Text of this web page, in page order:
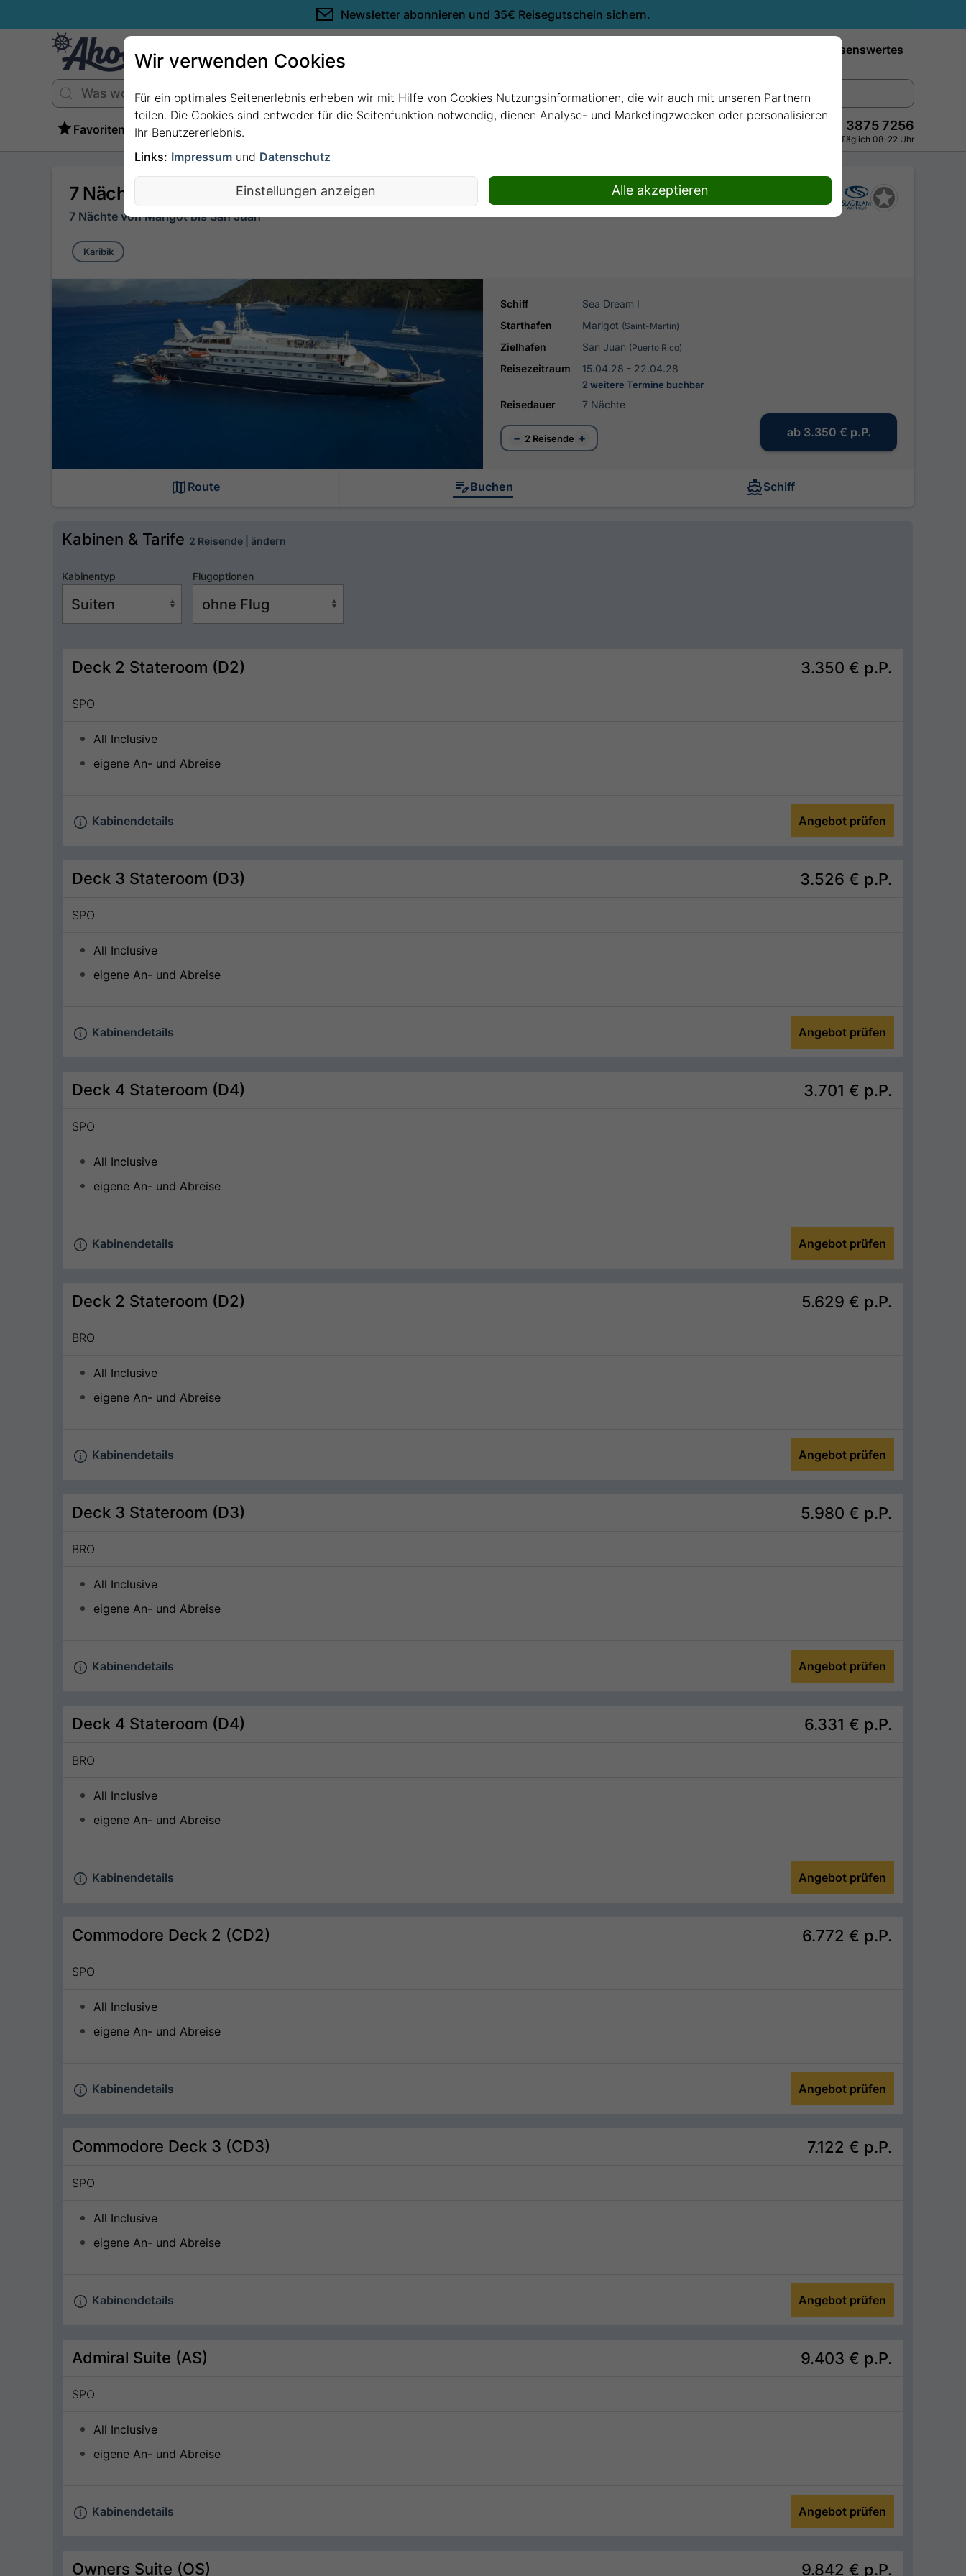
Newsletter abonnieren und 35€ Reisegutschein sichern.
Wissenswertes
Favoriten +49 228 3875 7256
Persönlich · Kostenlos · Täglich 08–22 Uhr
7 Nächte - Inselträume der Karibik mit Sea Dream I
7 Nächte von Marigot bis San Juan
Karibik
Schiff
Sea Dream I
Starthafen
Marigot (Saint-Martin)
Zielhafen San Juan (Puerto Rico)
Reisezeitraum 15.04.28 - 22.04.28
2 weitere Termine buchbar
Reisedauer 7 Nächte
− 2 Reisende + ab 3.350 € p.P.
Route Buchen Schiff
Kabinen & Tarife 2 Reisende | ändern
Kabinentyp Flugoptionen
Deck 2 Stateroom (D2) 3.350 € p.P.
SPO
All Inclusive
eigene An- und Abreise
Kabinendetails Angebot prüfen
Deck 3 Stateroom (D3) 3.526 € p.P.
SPO
All Inclusive
eigene An- und Abreise
Kabinendetails Angebot prüfen
Deck 4 Stateroom (D4) 3.701 € p.P.
SPO
All Inclusive
eigene An- und Abreise
Kabinendetails Angebot prüfen
Deck 2 Stateroom (D2) 5.629 € p.P.
BRO
All Inclusive
eigene An- und Abreise
Kabinendetails Angebot prüfen
Deck 3 Stateroom (D3) 5.980 € p.P.
BRO
All Inclusive
eigene An- und Abreise
Kabinendetails Angebot prüfen
Deck 4 Stateroom (D4) 6.331 € p.P.
BRO
All Inclusive
eigene An- und Abreise
Kabinendetails Angebot prüfen
Commodore Deck 2 (CD2) 6.772 € p.P.
SPO
All Inclusive
eigene An- und Abreise
Kabinendetails Angebot prüfen
Commodore Deck 3 (CD3) 7.122 € p.P.
SPO
All Inclusive
eigene An- und Abreise
Kabinendetails Angebot prüfen
Admiral Suite (AS) 9.403 € p.P.
SPO
All Inclusive
eigene An- und Abreise
Kabinendetails Angebot prüfen
Owners Suite (OS) 9.842 € p.P.
Wir verwenden Cookies
Für ein optimales Seitenerlebnis erheben wir mit Hilfe von Cookies Nutzungsinformationen, die wir auch mit unseren Partnern
teilen. Die Cookies sind entweder für die Seitenfunktion notwendig, dienen Analyse- und Marketingzwecken oder personalisieren
Ihr Benutzererlebnis.
Links: Impressum und Datenschutz
Einstellungen anzeigen Alle akzeptieren